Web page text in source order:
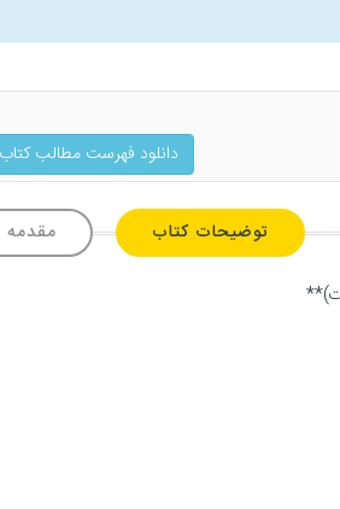
دانلود فهرست مطالب کتاب
توضیحات کتاب